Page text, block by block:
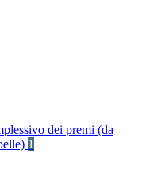
dei premi (da
1